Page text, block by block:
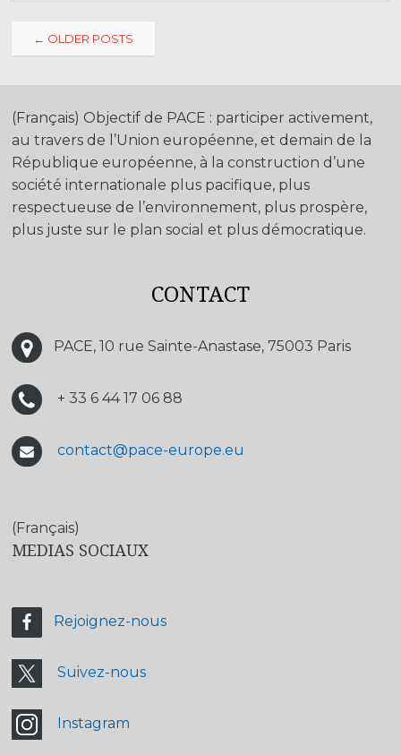
Post
navigation
← OLDER POSTS
(Français) Objectif de PACE : participer activement,
au travers de l’Union européenne, et demain de la
République européenne, à la construction d’une
société internationale plus pacifique, plus
respectueuse de l’environnement, plus prospère,
plus juste sur le plan social et plus démocratique.
CONTACT
PACE, 10 rue Sainte-Anastase, 75003 Paris
+ 33 6 44 17 06 88
contact@pace-europe.eu
(Français)
MEDIAS SOCIAUX
Rejoignez-nous
Suivez-nous
Instagram